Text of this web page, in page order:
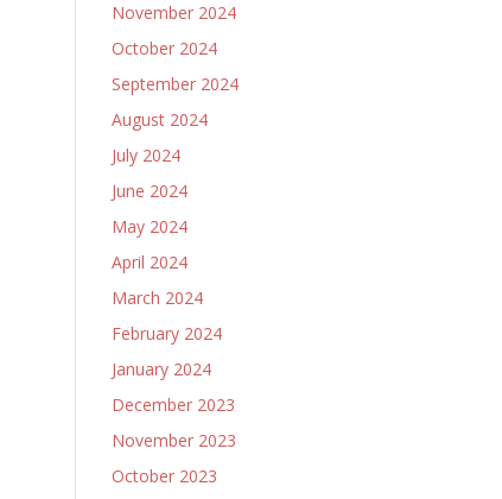
November 2024
October 2024
September 2024
August 2024
July 2024
June 2024
May 2024
April 2024
March 2024
February 2024
January 2024
December 2023
November 2023
October 2023